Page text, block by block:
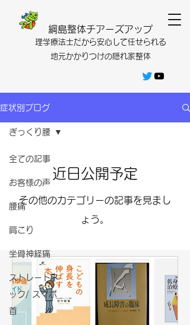
​綱島整体チアーズアップ
​理学療法士だから安心して任せられる
​地元かかりつけの隠れ家整体
症状別ブログ
全ての記事
お客様の声
腰痛
肩こり
坐骨神経痛
ストレートネ
ック/ スマホ
首
ぎっくり腰
近日公開予定
その他のカテゴリーの記事を見まし
ょう。